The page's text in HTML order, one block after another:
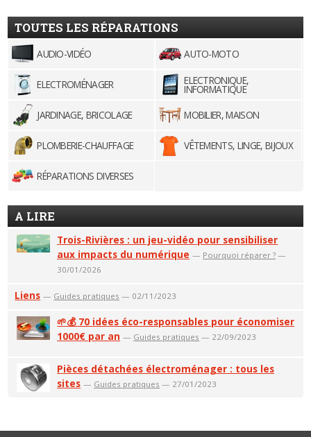
TOUTES LES RÉPARATIONS
AUDIO-VIDÉO AUTO-MOTO
ELECTROMÉNAGER ELECTRONIQUE,
INFORMATIQUE
JARDINAGE, BRICOLAGE
MOBILIER, MAISON
PLOMBERIE-CHAUFFAGE VÊTEMENTS, LINGE, BIJOUX
RÉPARATIONS DIVERSES
A LIRE
Trois-Rivières : un jeu-vidéo pour sensibiliser
aux impacts du numérique — Pourquoi réparer ? —
30/01/2026
Liens — Guides pratiques — 02/11/2023
🌱💰 70 idées éco-responsables pour économiser
1000€ par an — Guides pratiques — 22/09/2023
Pièces détachées électroménager : tous les
sites — Guides pratiques — 27/01/2023